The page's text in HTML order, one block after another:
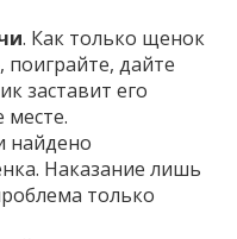
. Как только щенок
поиграйте, дайте
заставит его
месте.
найдено
Наказание лишь
только